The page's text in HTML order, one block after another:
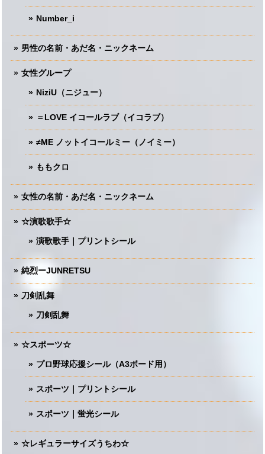
Number_i
男性の名前・あだ名・ニックネーム
女性グループ
NiziU（ニジュー）
＝LOVE イコールラブ（イコラブ）
≠ME ノットイコールミー（ノイミー）
ももクロ
女性の名前・あだ名・ニックネーム
☆演歌歌手☆
演歌歌手｜プリントシール
純烈ーJUNRETSU
刀剣乱舞
刀剣乱舞
☆スポーツ☆
プロ野球応援シール（A3ボード用）
スポーツ｜プリントシール
スポーツ｜蛍光シール
☆レギュラーサイズうちわ☆